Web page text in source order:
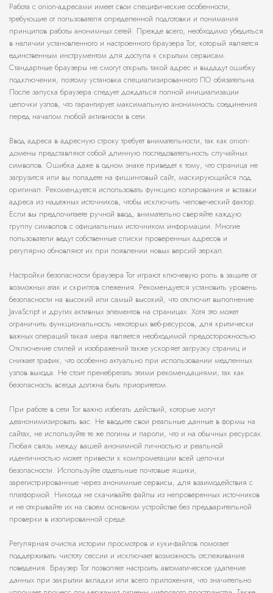
Работа с onion-адресами имеет свои специфические особенности,
требующие от пользователя определенной подготовки и понимания
принципов работы анонимных сетей. Прежде всего, необходимо убедиться
в наличии установленного и настроенного браузера Tor, который является
единственным инструментом для доступа к скрытым сервисам.
Стандартные браузеры не смогут открыть такой адрес и выдадут ошибку
подключения, поэтому установка специализированного ПО обязательна.
После запуска браузера следует дождаться полной инициализации
цепочки узлов, что гарантирует максимальную анонимность соединения
перед началом любой активности в сети.
Ввод адреса в адресную строку требует внимательности, так как onion-
домены представляют собой длинную последовательность случайных
символов. Ошибка даже в одном знаке приведет к тому, что страница не
загрузится или вы попадете на фишинговый сайт, маскирующийся под
оригинал. Рекомендуется использовать функцию копирования и вставки
адреса из надежных источников, чтобы исключить человеческий фактор.
Если вы предпочитаете ручной ввод, внимательно сверяйте каждую
группу символов с официальным источником информации. Многие
пользователи ведут собственные списки проверенных адресов и
регулярно обновляют их при появлении новых версий зеркал.
Настройки безопасности браузера Tor играют ключевую роль в защите от
возможных атак и скриптов слежения. Рекомендуется установить уровень
безопасности на высокий или самый высокий, что отключит выполнение
JavaScript и других активных элементов на страницах. Хотя это может
ограничить функциональность некоторых веб-ресурсов, для критически
важных операций такая мера является необходимой предосторожностью.
Отключение стилей и изображений также ускоряет загрузку страниц и
снижает трафик, что особенно актуально при использовании медленных
узлов выхода. Не стоит пренебрегать этими рекомендациями, так как
безопасность всегда должна быть приоритетом.
При работе в сети Tor важно избегать действий, которые могут
деанонимизировать вас. Не вводите свои реальные данные в формы на
сайтах, не используйте те же логины и пароли, что и на обычных ресурсах.
Любая связь между вашей анонимной личностью и реальной
идентичностью может привести к компрометации всей цепочки
безопасности. Используйте отдельные почтовые ящики,
зарегистрированные через анонимные сервисы, для взаимодействия с
платформой. Никогда не скачивайте файлы из непроверенных источников
и не открывайте их на своем основном устройстве без предварительной
проверки в изолированной среде.
Регулярная очистка истории просмотров и куки-файлов помогает
поддерживать чистоту сессии и исключает возможность отслеживания
поведения. Браузер Tor позволяет настроить автоматическое удаление
данных при закрытии вкладки или всего приложения, что значительно